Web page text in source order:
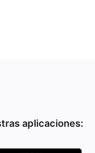
aplicaciones: